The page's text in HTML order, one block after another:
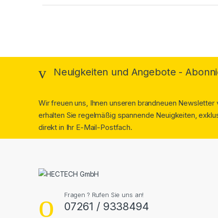
Neuigkeiten und Angebote -
Wir freuen uns, Ihnen unseren brandneuen
erhalten Sie regelmäßig spannende Neuigkeiten,
direkt in Ihr E-Mail-Postfach.
Fragen ? Rufen Sie uns an!
07261 / 9338494